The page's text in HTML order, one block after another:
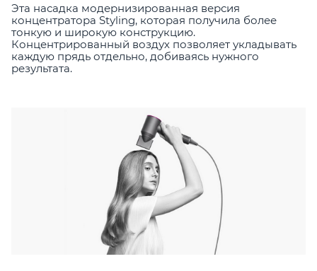
Эта насадка модернизированная версия
концентратора Styling, которая получила более
тонкую и широкую конструкцию.
Концентрированный воздух позволяет укладывать
каждую прядь отдельно, добиваясь нужного
результата.